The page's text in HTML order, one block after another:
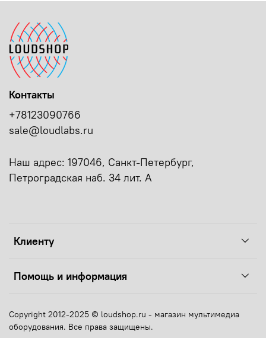
Клиенту
Помощь и информация
Контакты
+78123090766
sale@loudlabs.ru
Наш адрес: 197046, Санкт-Петербург,
Петроградская наб. 34 лит. А
Copyright 2012-2025 © loudshop.ru - магазин мультимедиа
оборудования. Все права защищены.